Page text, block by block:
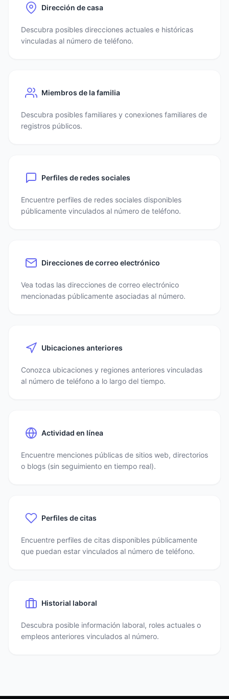
Dirección de casa
Descubra posibles direcciones actuales e históricas
vinculadas al número de teléfono.
Miembros de la familia
Descubra posibles familiares y conexiones familiares de
registros públicos.
Perfiles de redes sociales
Encuentre perfiles de redes sociales disponibles
públicamente vinculados al número de teléfono.
Direcciones de correo electrónico
Vea todas las direcciones de correo electrónico
mencionadas públicamente asociadas al número.
Ubicaciones anteriores
Conozca ubicaciones y regiones anteriores vinculadas
al número de teléfono a lo largo del tiempo.
Actividad en línea
Encuentre menciones públicas de sitios web, directorios
o blogs (sin seguimiento en tiempo real).
Perfiles de citas
Encuentre perfiles de citas disponibles públicamente
que puedan estar vinculados al número de teléfono.
Historial laboral
Descubra posible información laboral, roles actuales o
empleos anteriores vinculados al número.